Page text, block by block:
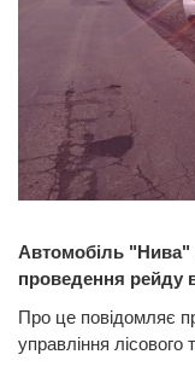
Автомобіль "Нива"
проведення рейду
Про це повідомляє
управління